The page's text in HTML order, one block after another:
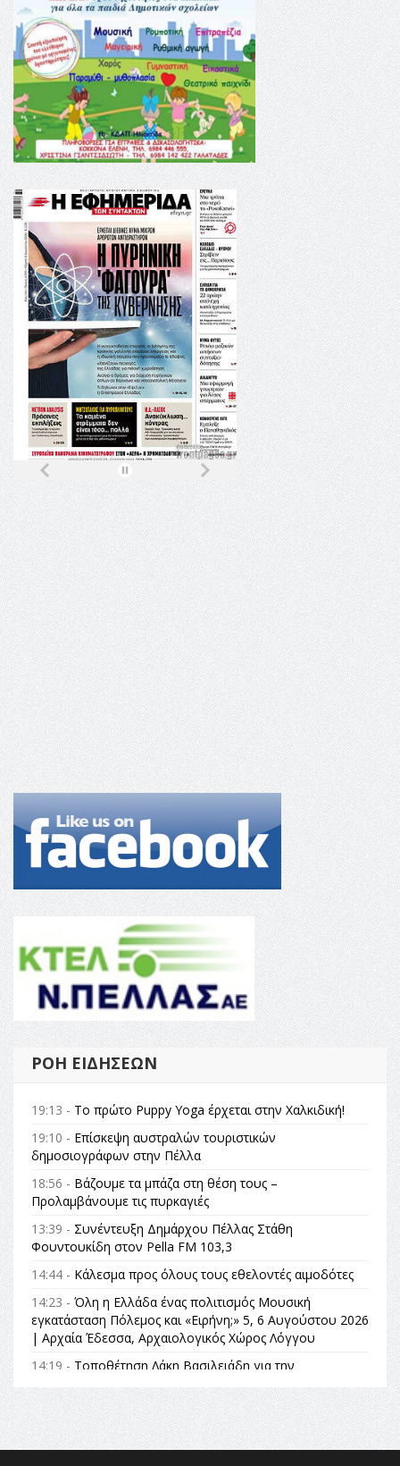
ΡΟΉ ΕΙΔΉΣΕΩΝ
19:13 - Το πρώτο Puppy Yoga έρχεται στην Χαλκιδική!
19:10 - Επίσκεψη αυστραλών τουριστικών
δημοσιογράφων στην Πέλλα
18:56 - Βάζουμε τα μπάζα στη θέση τους –
Προλαμβάνουμε τις πυρκαγιές
13:39 - Συνέντευξη Δημάρχου Πέλλας Στάθη
Φουντουκίδη στον Pella FM 103,3
14:44 - Κάλεσμα προς όλους τους εθελοντές αιμοδότες
14:23 - Όλη η Ελλάδα ένας πολιτισμός Μουσική
εγκατάσταση Πόλεμος και «Ειρήνη;» 5, 6 Αυγούστου 2026
| Αρχαία Έδεσσα, Αρχαιολογικός Χώρος Λόγγου
14:19 - Τοποθέτηση Λάκη Βασιλειάδη για την
Αναθεώρηση του Συντάγματος: «Σε τέτοιες κορυφαίες
θεσμικές διαδικασίες υπάρχει μόνο η ευθύνη απέναντι
στις επόμενες γενιές»
16:35 -Το πρόγραμμα του ΠΑΟΚ στον δεύτερο γύρο του